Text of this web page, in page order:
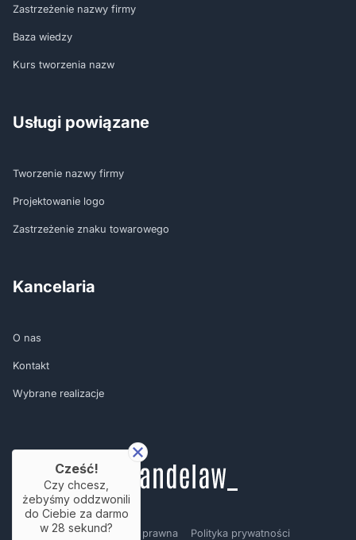
Zastrzeżenie nazwy firmy
Baza wiedzy
Kurs tworzenia nazw
Usługi powiązane
Tworzenie nazwy firmy
Projektowanie logo
Zastrzeżenie znaku towarowego
Kancelaria
O nas
Kontakt
Wybrane realizacje
Regulamin Nota prawna Polityka prywatności
Cześć!
Czy chcesz,
żebyśmy oddzwonili
do Ciebie za darmo
w 28 sekund?